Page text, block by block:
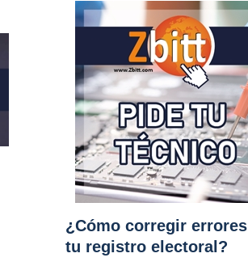
¿Cómo corregir
tu registro electoral?